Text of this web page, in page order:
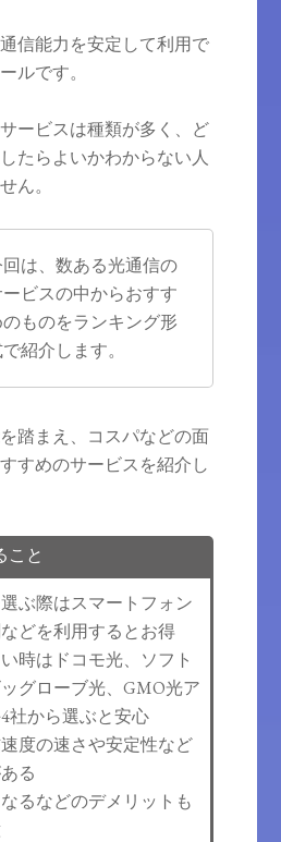
信能力を安定して利用で
ルです。
ービスは種類が多く、ど
たらよいかわからない人
ん。
は、数ある光通信の
ビスの中からおすす
ものをランキング形
紹介します。
踏まえ、コスパなどの面
すめのサービスを紹介し
こと
ぶ際はスマートフォン
どを利用するとお得
時はドコモ光、ソフト
グローブ光、GMO光ア
社から選ぶと安心
度の速さや安定性など
る
るなどのデメリットも